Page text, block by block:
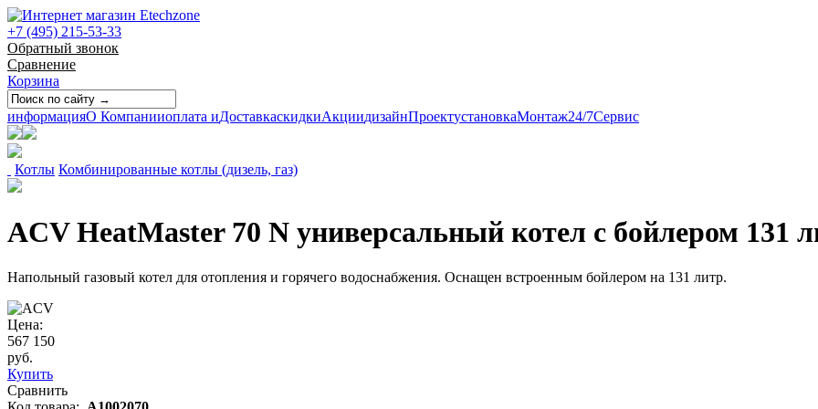
+7 (495) 215-53-33
Обратный звонок
Сравнение
Корзина
информацияО Компанииоплата иДоставкаскидкиАкциидизайнПроектустановкаМонтаж24/7Сервис
Котлы Комбинированные котлы (дизель, газ)
ACV HeatMaster 70 N универсальный котел с бойлером 131
Напольный газовый котел для отопления и горячего водоснабжения. Оснащен встроенным бойлером на 131 литр.
Цена:
567 150
руб.
Купить
Сравнить